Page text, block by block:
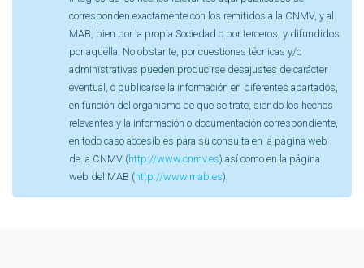
corresponden exactamente con los remitidos a la CNMV, y al
MAB, bien por la propia Sociedad o por terceros, y difundidos
por aquélla. No obstante, por cuestiones técnicas y/o
administrativas pueden producirse desajustes de carácter
eventual, o publicarse la información en diferentes apartados,
en función del organismo de que se trate, siendo los hechos
relevantes y la información o documentación correspondiente,
en todo caso accesibles para su consulta en la página web
de la CNMV (http://www.cnmv.es) así como en la página
web del MAB (http://www.mab.es).